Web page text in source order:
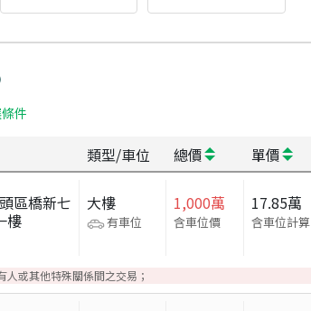
件
類型/車位 總價 單價
區橋新七
樓
大樓
有車位
1,000萬
含車位價
17.85萬
含車位計算
人或其他特殊關係間之交易；